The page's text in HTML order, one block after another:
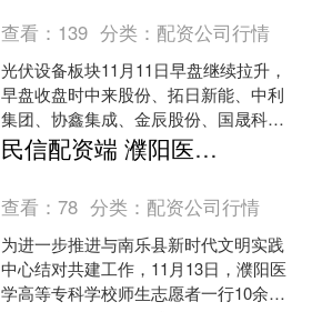
查看： 139 分类： 配资公司行情
光伏设备板块11月11日早盘继续拉升，
早盘收盘时中来股份、拓日新能、中利
集团、协鑫集成、金辰股份、国晟科技
纷纷涨停，快可电子大涨超10%，同享科
技、亿晶光电、阿....
民信配资端 濮阳医学高等专科学校到南乐县元村镇古寺郎中心小学开展新时代文明实践中心结对义诊志愿服务活动
查看：78 分类： 配资公司行情
为进一步推进与南乐县新时代文明实践
中心结对共建工作，11月13日，濮阳医
学高等专科学校师生志愿者一行10余